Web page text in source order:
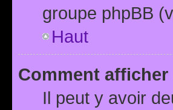
groupe phpBB
Haut
Comment
Il peut y avoir